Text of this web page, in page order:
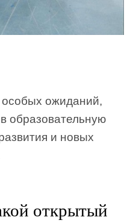
ожиданий,
образовательную
и новых
открытый